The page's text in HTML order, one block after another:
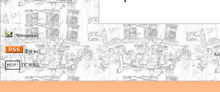
[Webmestre]
[Fil rss]
HOP ! [V. 0.93]